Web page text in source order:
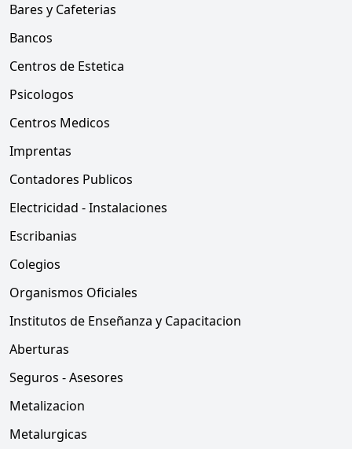
Bares y Cafeterias
Bancos
Centros de Estetica
Psicologos
Centros Medicos
Imprentas
Contadores Publicos
Electricidad - Instalaciones
Escribanias
Colegios
Organismos Oficiales
Institutos de Enseñanza y Capacitacion
Aberturas
Seguros - Asesores
Metalizacion
Metalurgicas